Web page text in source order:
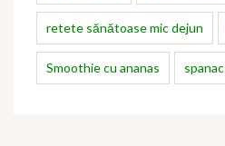
retete sănătoase mic dejun
Smoothie cu ananas spanac